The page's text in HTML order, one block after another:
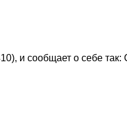
и сообщает о себе